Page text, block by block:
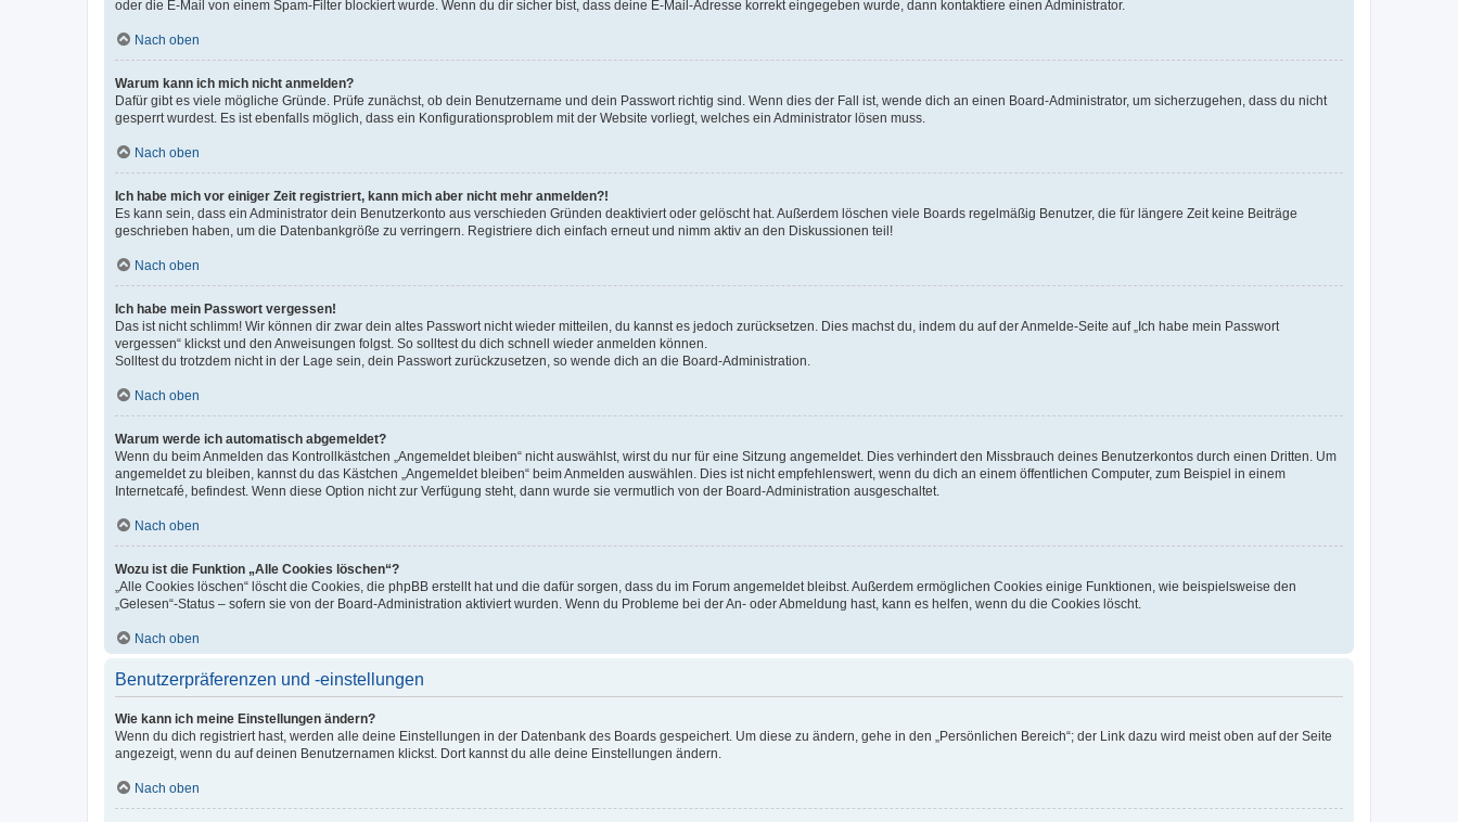
oder die E-Mail von einem Spam-Filter blockiert wurde. Wenn du dir sicher bist, dass deine E-Mail-Adresse korrekt eingegeben wurde, dann kontaktiere einen Administrator.
Nach oben
Warum kann ich mich nicht anmelden?
Dafür gibt es viele mögliche Gründe. Prüfe zunächst, ob dein Benutzername und dein Passwort richtig sind. Wenn dies der Fall ist, wende dich an einen Board-Administrator, um sicherzugehen, dass du nicht
gesperrt wurdest. Es ist ebenfalls möglich, dass ein Konfigurationsproblem mit der Website vorliegt, welches ein Administrator lösen muss.
Nach oben
Ich habe mich vor einiger Zeit registriert, kann mich aber nicht mehr anmelden?!
Es kann sein, dass ein Administrator dein Benutzerkonto aus verschieden Gründen deaktiviert oder gelöscht hat. Außerdem löschen viele Boards regelmäßig Benutzer, die für längere Zeit keine Beiträge
geschrieben haben, um die Datenbankgröße zu verringern. Registriere dich einfach erneut und nimm aktiv an den Diskussionen teil!
Nach oben
Ich habe mein Passwort vergessen!
Das ist nicht schlimm! Wir können dir zwar dein altes Passwort nicht wieder mitteilen, du kannst es jedoch zurücksetzen. Dies machst du, indem du auf der Anmelde-Seite auf „Ich habe mein Passwort
vergessen“ klickst und den Anweisungen folgst. So solltest du dich schnell wieder anmelden können.
Solltest du trotzdem nicht in der Lage sein, dein Passwort zurückzusetzen, so wende dich an die Board-Administration.
Nach oben
Warum werde ich automatisch abgemeldet?
Wenn du beim Anmelden das Kontrollkästchen „Angemeldet bleiben“ nicht auswählst, wirst du nur für eine Sitzung angemeldet. Dies verhindert den Missbrauch deines Benutzerkontos durch einen Dritten. Um
angemeldet zu bleiben, kannst du das Kästchen „Angemeldet bleiben“ beim Anmelden auswählen. Dies ist nicht empfehlenswert, wenn du dich an einem öffentlichen Computer, zum Beispiel in einem
Internetcafé, befindest. Wenn diese Option nicht zur Verfügung steht, dann wurde sie vermutlich von der Board-Administration ausgeschaltet.
Nach oben
Wozu ist die Funktion „Alle Cookies löschen“?
„Alle Cookies löschen“ löscht die Cookies, die phpBB erstellt hat und die dafür sorgen, dass du im Forum angemeldet bleibst. Außerdem ermöglichen Cookies einige Funktionen, wie beispielsweise den
„Gelesen“-Status – sofern sie von der Board-Administration aktiviert wurden. Wenn du Probleme bei der An- oder Abmeldung hast, kann es helfen, wenn du die Cookies löscht.
Nach oben
Benutzerpräferenzen und -einstellungen
Wie kann ich meine Einstellungen ändern?
Wenn du dich registriert hast, werden alle deine Einstellungen in der Datenbank des Boards gespeichert. Um diese zu ändern, gehe in den „Persönlichen Bereich“; der Link dazu wird meist oben auf der Seite
angezeigt, wenn du auf deinen Benutzernamen klickst. Dort kannst du alle deine Einstellungen ändern.
Nach oben